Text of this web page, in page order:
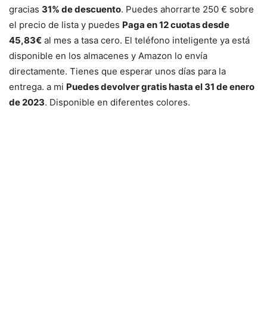
gracias 31% de descuento. Puedes ahorrarte 250 € sobre
el precio de lista y puedes Paga en 12 cuotas desde
45,83€ al mes a tasa cero. El teléfono inteligente ya está
disponible en los almacenes y Amazon lo envía
directamente. Tienes que esperar unos días para la
entrega. a mi Puedes devolver gratis hasta el 31 de enero
de 2023. Disponible en diferentes colores.